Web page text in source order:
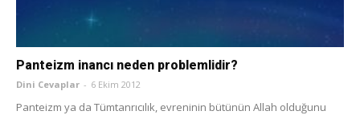
Panteizm inancı neden problemlidir?
Dini Cevaplar - 6 Ekim 2012
Panteizm ya da Tümtanrıcılık, evreninin bütünün Allah olduğunu